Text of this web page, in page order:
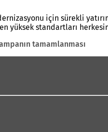
için sürekli
yüksek standartları
tamamlanması